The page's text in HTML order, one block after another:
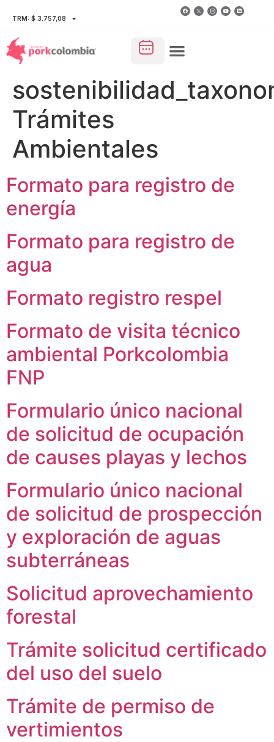
TRM: $ 3.757,08
Trámites
Ambientales
Formato para registro de
energía
Formato para registro de
agua
Formato registro respel
Formato de visita técnico
ambiental Porkcolombia
FNP
Formulario único nacional
de solicitud de ocupación
de causes playas y lechos
Formulario único nacional
de solicitud de prospección
y exploración de aguas
subterráneas
Solicitud aprovechamiento
forestal
Trámite solicitud certificado
del uso del suelo
Trámite de permiso de
vertimientos